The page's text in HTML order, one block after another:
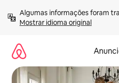
para
Mostrar idioma original